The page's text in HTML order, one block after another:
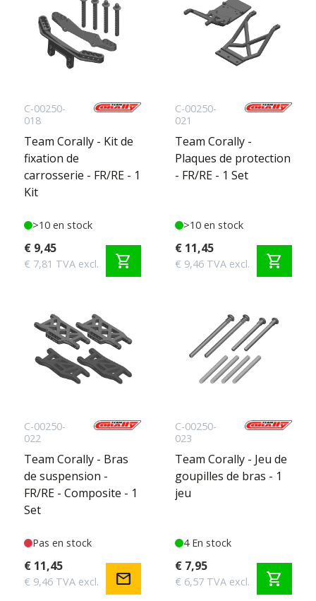
C-00250-
018
Team Corally - Kit de
fixation de
carrosserie - FR/RE - 1
Kit
>10 en stock
€ 9,45
€ 7,81 TVA excl. shopping_cart
C-00250-
021
Team Corally -
Plaques de protection
- FR/RE - 1 Set
>10 en stock
€ 11,45
€ 9,46 TVA excl. shopping_cart
C-00250-
022
Team Corally - Bras
de suspension -
FR/RE - Composite - 1
Set
Pas en stock
€ 11,45
€ 9,46 TVA excl. mail
C-00250-
023
Team Corally - Jeu de
goupilles de bras - 1
jeu
4 En stock
€ 7,95
€ 6,57 TVA excl. shopping_cart